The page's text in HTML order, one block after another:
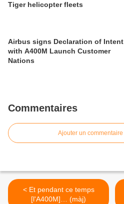
Tiger helicopter fleets
Airbus signs Declaration of Intent
with A400M Launch Customer
Nations
Commentaires
Ajouter un commentaire
< Et pendant ce temps
[l'A400M]… (màj)